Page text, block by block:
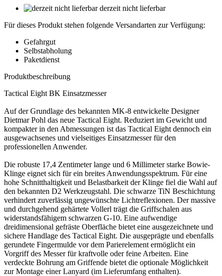
derzeit nicht lieferbar
Für dieses Produkt stehen folgende Versandarten zur Verfügung:
Gefahrgut
Selbstabholung
Paketdienst
Produktbeschreibung
Tactical Eight BK Einsatzmesser
Auf der Grundlage des bekannten MK-8 entwickelte Designer
Dietmar Pohl das neue Tactical Eight. Reduziert im Gewicht und
kompakter in den Abmessungen ist das Tactical Eight dennoch ein
ausgewachsenes und vielseitiges Einsatzmesser für den
professionellen Anwender.
Die robuste 17,4 Zentimeter lange und 6 Millimeter starke Bowie-
Klinge eignet sich für ein breites Anwendungsspektrum. Für eine
hohe Schnitthaltigkeit und Belastbarkeit der Klinge fiel die Wahl auf
den bekannten D2 Werkzeugstahl. Die schwarze TiN Beschichtung
verhindert zuverlässig ungewünschte Lichtreflexionen. Der massive
und durchgehend gehärtete Vollerl trägt die Griffschalen aus
widerstandsfähigem schwarzen G-10. Eine aufwendige
dreidimensional gefräste Oberfläche bietet eine ausgezeichnete und
sichere Handlage des Tactical Eight. Die ausgeprägte und ebenfalls
gerundete Fingermulde vor dem Parierelement ermöglicht ein
Vorgriff des Messer für kraftvolle oder feine Arbeiten. Eine
verdeckte Bohrung am Griffende bietet die optionale Möglichkeit
zur Montage einer Lanyard (im Lieferumfang enthalten).